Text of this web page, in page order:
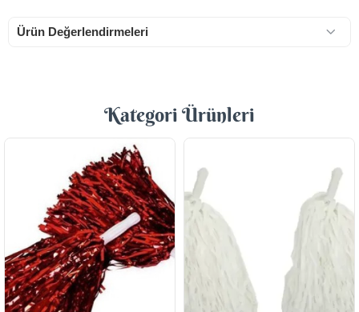
Ürün Değerlendirmeleri
Kategori Ürünleri